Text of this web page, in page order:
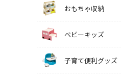
おもちゃ収納
ベビーキッズ
子育て便利グッズ